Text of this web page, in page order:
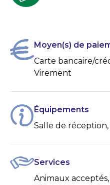
Moyen(s) de
Carte bancaire/
Virement
Équipements
Salle de
Services
Animaux